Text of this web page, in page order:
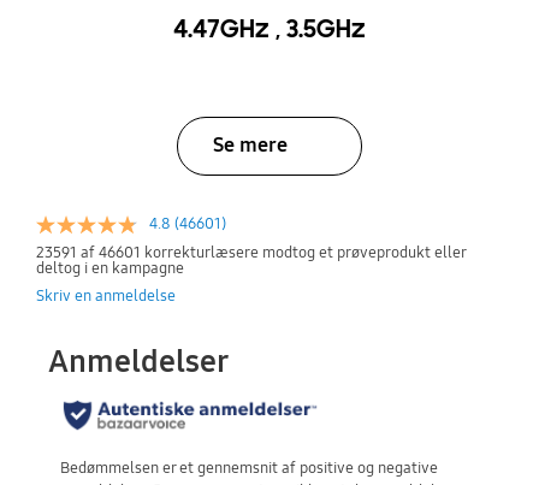
4.47GHz , 3.5GHz
Se mere
4.8 (46601)
23591 af 46601 korrekturlæsere modtog et prøveprodukt eller
deltog i en kampagne
Skriv en anmeldelse